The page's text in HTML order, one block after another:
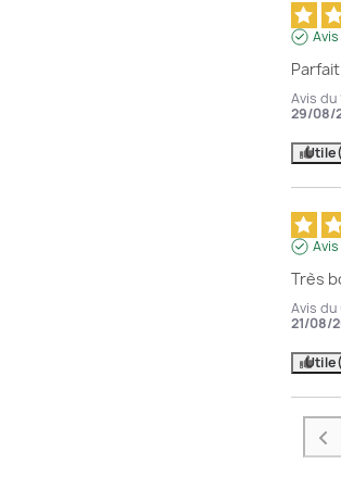
Parfait
Avis du
29/08/
Utile
Très
Avis du
21/08/
Utile